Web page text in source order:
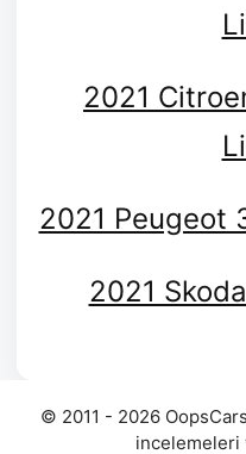
2021
2021 Peugeot
2021
© 2011 - 2026
incelemeleri